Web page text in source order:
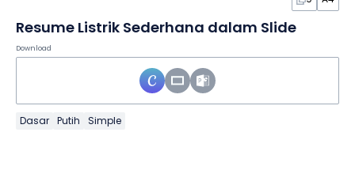
Resume Listrik Sederhana dalam Slide
Download
Dasar Putih Simple